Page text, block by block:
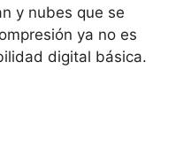
y nubes que se
ya no es
digital básica.